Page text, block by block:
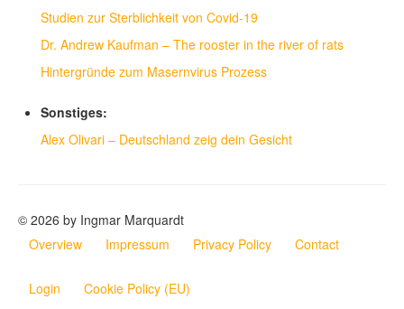
Studien zur Sterblichkeit von Covid-19
Dr. Andrew Kaufman – The rooster in the river of rats
Hintergründe zum Masernvirus Prozess
Sonstiges:
Alex Olivari – Deutschland zeig dein Gesicht
© 2026 by Ingmar Marquardt
Overview
Impressum Privacy Policy Contact
Login Cookie Policy (EU)